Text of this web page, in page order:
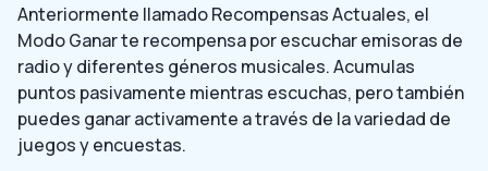
Anteriormente llamado Recompensas Actuales, el
Modo Ganar te recompensa por escuchar emisoras de
radio y diferentes géneros musicales. Acumulas
puntos pasivamente mientras escuchas, pero también
puedes ganar activamente a través de la variedad de
juegos y encuestas.